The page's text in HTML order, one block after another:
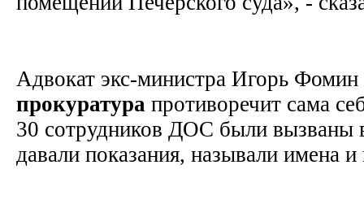
Адвокат экс-министра Игорь Фомин
прокуратура противоречит сама
30 сотрудников ДОС были вызваны
давали показания, называли имена